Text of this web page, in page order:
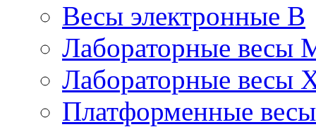
Весы электронные B
Лабораторные весы
Лабораторные весы
Платформенные